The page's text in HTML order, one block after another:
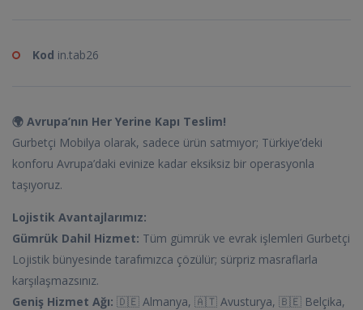
Kod in.tab26
🌍 Avrupa’nın Her Yerine Kapı Teslim!
Gurbetçi Mobilya olarak, sadece ürün satmıyor; Türkiye’deki
konforu Avrupa’daki evinize kadar eksiksiz bir operasyonla
taşıyoruz.
Lojistik Avantajlarımız:
Gümrük Dahil Hizmet: Tüm gümrük ve evrak işlemleri Gurbetçi
Lojistik bünyesinde tarafımızca çözülür; sürpriz masraflarla
karşılaşmazsınız.
Geniş Hizmet Ağı: 🇩🇪 Almanya, 🇦🇹 Avusturya, 🇧🇪 Belçika,